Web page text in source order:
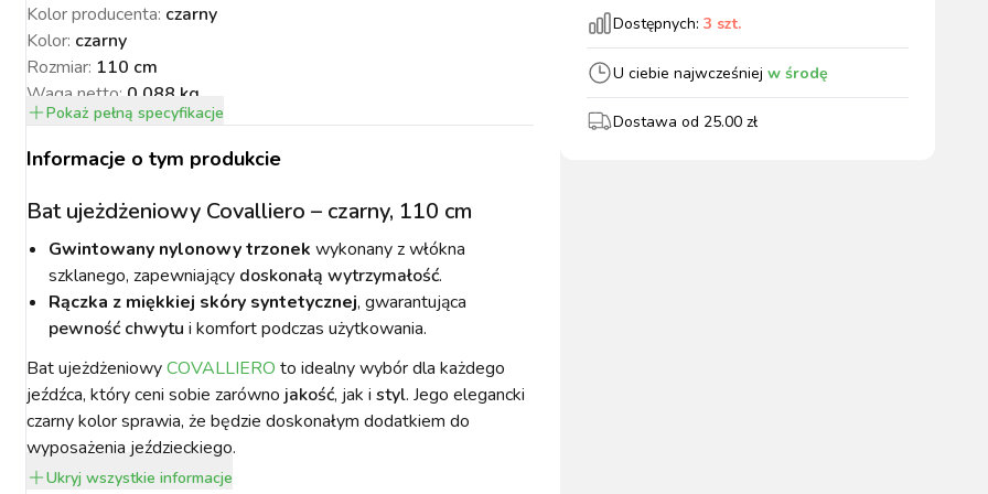
I
ARTYKUŁY
DLA
PAKUJEMY SIĘ NA
STOP
NOWOŚCI KERBL
2022
POMIAROWE
Kolor producenta: czarny
Kolor: czarny
Rozmiar: 110 cm
Waga netto: 0.088 kg
Waga brutto:0.088 kg
Długość
110 cm
Pokaż pełną specyfikacje
Informacje o tym produkcie
Bat ujeżdżeniowy Covalliero – czarny, 110 cm
Gwintowany nylonowy trzonek wykonany z włókna
szklanego, zapewniający doskonałą wytrzymałość.
Rączka z miękkiej skóry syntetycznej, gwarantująca
pewność chwytu i komfort podczas użytkowania.
Bat ujeżdżeniowyCOVALLIERO to idealny wybór dla każdego
jeźdźca, który ceni sobie zarówno jakość, jak i styl. Jego elegancki
czarny kolor sprawia, że będzie doskonałym dodatkiem do
wyposażenia jeździeckiego.
Ukryj wszystkie informacje
Dostępnych: 3 szt.
U ciebie najwcześniej w środę
Dostawa od 25.00 zł